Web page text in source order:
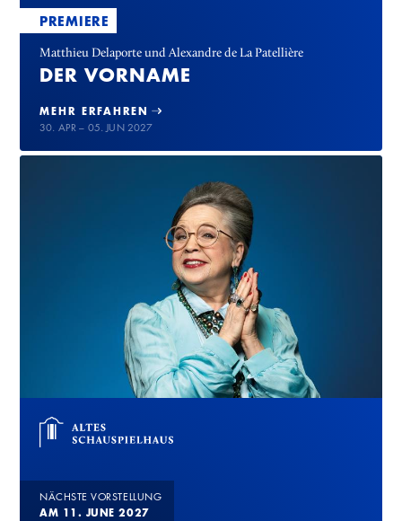
PREMIERE
Matthieu Delaporte und Alexandre de La Patellière
DER VORNAME
MEHR ERFAHREN
30. APR – 05. JUN 2027
NÄCHSTE VORSTELLUNG
AM 11. JUNE 2027